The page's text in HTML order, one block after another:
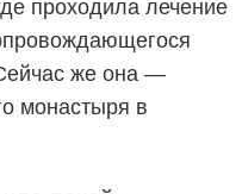
проходила лечение
же она —
монастыря в